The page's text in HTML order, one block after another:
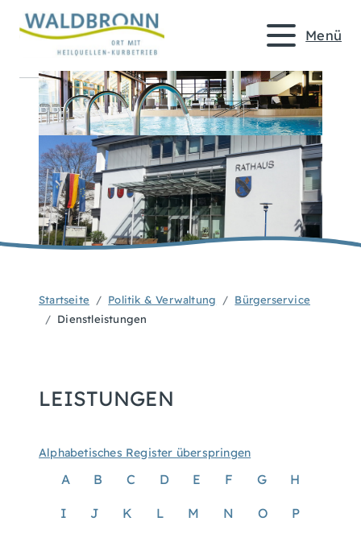
Menü
Startseite Politik & Verwaltung
Bürgerservice
Dienstleistungen
LEISTUNGEN
Alphabetisches Register überspringen
A B C D E F G H
I J K L M N O P